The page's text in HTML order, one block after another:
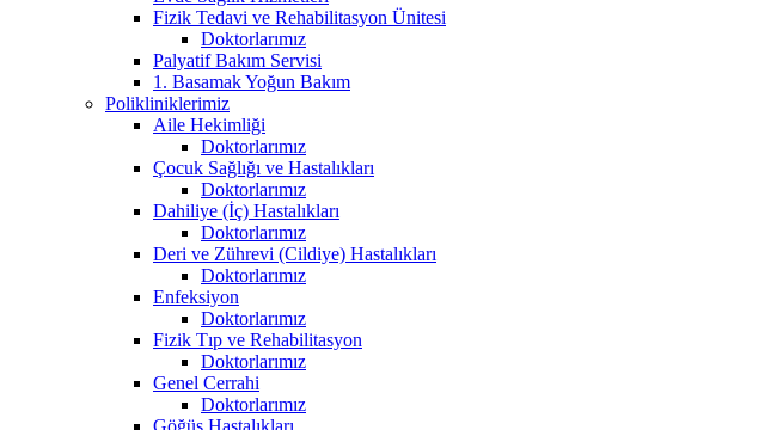
Fizik Tedavi ve Rehabilitasyon Ünitesi
Doktorlarımız
Palyatif Bakım Servisi
1. Basamak Yoğun Bakım
Polikliniklerimiz
Aile Hekimliği
Doktorlarımız
Çocuk Sağlığı ve Hastalıkları
Doktorlarımız
Dahiliye (İç) Hastalıkları
Doktorlarımız
Deri ve Zührevi (Cildiye) Hastalıkları
Doktorlarımız
Enfeksiyon
Doktorlarımız
Fizik Tıp ve Rehabilitasyon
Doktorlarımız
Genel Cerrahi
Doktorlarımız
Göğüs Hastalıkları